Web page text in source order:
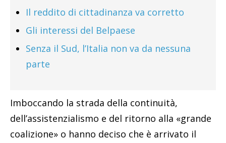
Il reddito di cittadinanza va corretto
Gli interessi del Belpaese
Senza il Sud, l’Italia non va da nessuna
parte
Imboccando la strada della continuità,
dell’assistenzialismo e del ritorno alla «grande
coalizione» o hanno deciso che è arrivato il